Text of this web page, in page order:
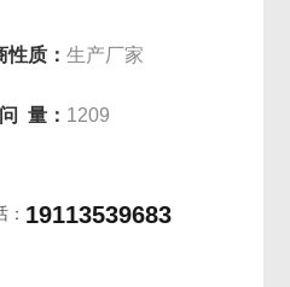
性质：生产厂家
量： 1209
19113539683